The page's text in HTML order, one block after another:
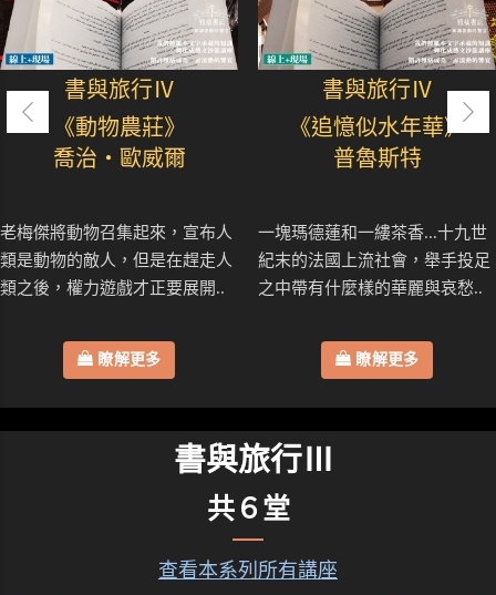
書與旅行Ⅳ
《動物農莊》
喬治・歐威爾
老梅傑將動物召集起來，宣布人
類是動物的敵人，但是在趕走人
類之後，權力遊戲才正要展開..
瞭解更多
書與旅行Ⅳ
《追憶似水年華》
普魯斯特
一塊瑪德蓮和一縷茶香...十九世
紀末的法國上流社會，舉手投足
之中帶有什麼樣的華麗與哀愁..
瞭解更多
書與旅行Ⅲ
共６堂
查看本系列所有講座